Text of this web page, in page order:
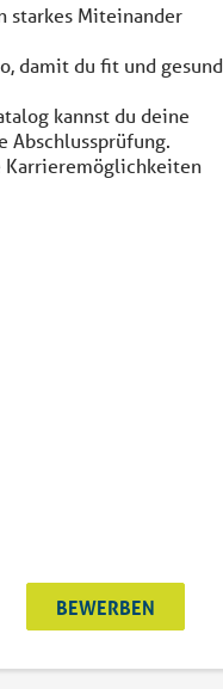
starkes Miteinander
damit du fit und gesund
kannst du deine
Abschlussprüfung.
Karrieremöglichkeiten
BEWERBEN